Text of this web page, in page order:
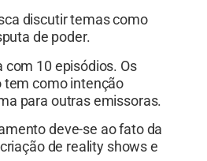
discutir temas como
de poder.
com 10 episódios. Os
tem como intenção
para outras emissoras.
deve-se ao fato da
de reality shows e